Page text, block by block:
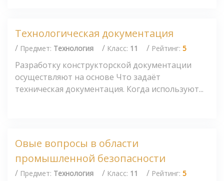
Технологическая документация
/ Предмет: Технология / Класс: 11 / Рейтинг: 5
Разработку конструкторской документации
осуществляют на основе Что задаёт
техническая документация. Когда используют...
Овые вопросы в области
промышленной безопасности
/ Предмет: Технология / Класс: 11 / Рейтинг: 5